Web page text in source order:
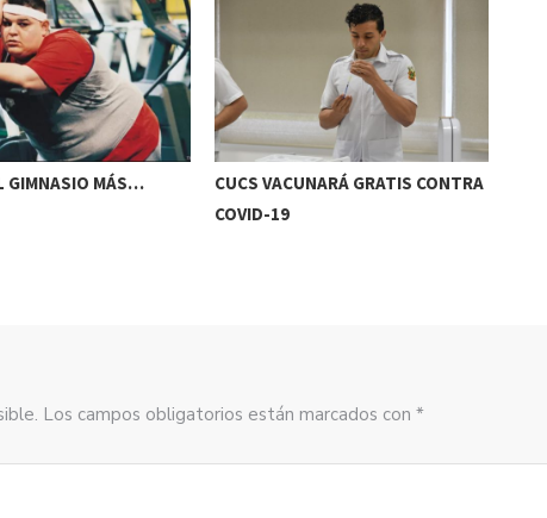
GIMNASIO MÁS…
CUCS VACUNARÁ GRATIS CONTRA
COVID-19
Los campos obligatorios están marcados con *